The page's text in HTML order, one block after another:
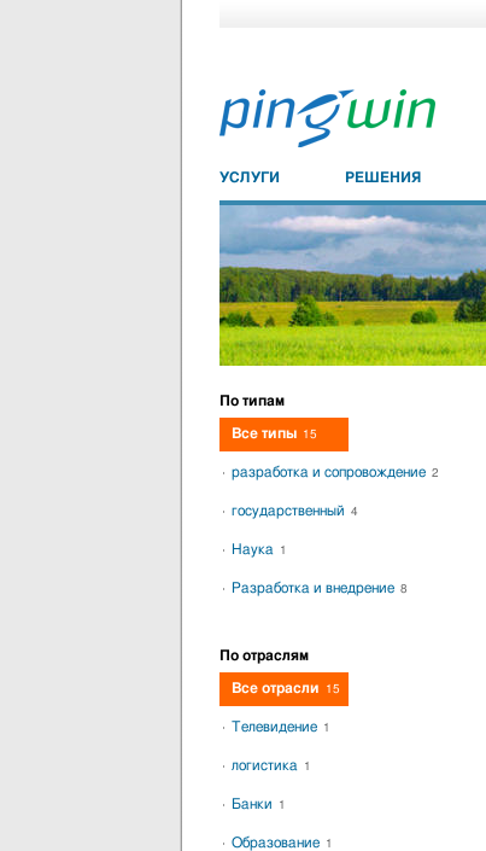
УСЛУГИ РЕШЕНИЯ
По типам
Все типы 15
разработка и сопровождение 2
государственный 4
Наука 1
Разработка и внедрение 8
По отраслям
Все отрасли 15
Телевидение 1
логистика 1
Банки 1
Образование 1